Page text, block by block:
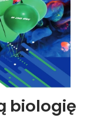
biologię